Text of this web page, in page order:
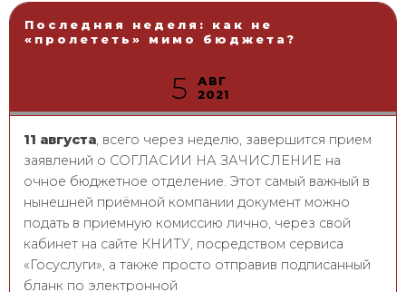
Последняя неделя: как не
«пролететь» мимо бюджета?
5
АВГ
2021
11 августа, всего через неделю, завершится прием
заявлений о СОГЛАСИИ НА ЗАЧИСЛЕНИЕ на
очное бюджетное отделение. Этот самый важный в
нынешней приёмной компании документ можно
подать в приемную комиссию лично, через свой
кабинет на сайте КНИТУ, посредством сервиса
«Госуслуги», а также просто отправив подписанный
бланк по электронной